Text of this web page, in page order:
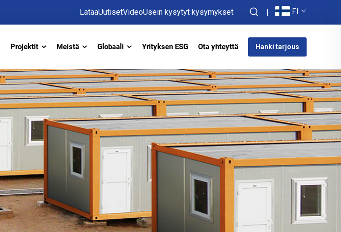
LataaUutisetVideoUsein kysytyt kysymykset FI
Projektit Meistä Globaali Yrityksen ESG Ota yhteyttä Hanki tarjous